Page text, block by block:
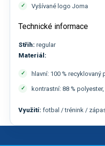
Vyšívané logo Joma
Technické informace
Střih: regular
Materiál:
hlavní: 100 % recyklovaný
kontrastní: 88 %
Využití: fotbal / trénink /